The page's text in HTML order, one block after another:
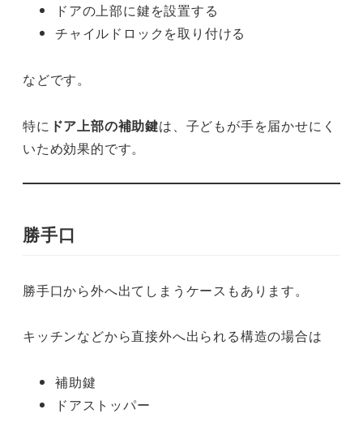
ドアの上部に鍵を設置する
チャイルドロックを取り付ける
などです。
特に ドア上部の補助鍵は、子どもが手を届かせにく
いため効果的です。
勝手口
勝手口から外へ出てしまうケースもあります。
キッチンなどから直接外へ出られる構造の場合は
補助鍵
ドアストッパー